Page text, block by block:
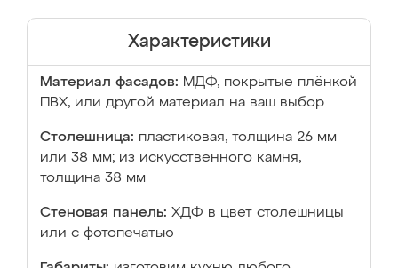
Характеристики
Материал фасадов: МДФ, покрытые плёнкой
ПВХ, или другой материал на ваш выбор
Столешница: пластиковая, толщина 26 мм
или 38 мм; из искусственного камня,
толщина 38 мм
Стеновая панель: ХДФ в цвет столешницы
или с фотопечатью